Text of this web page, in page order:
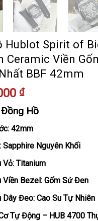
Hublot Spirit of
Ceramic Viền
BBF 42mm
₫
Hồ
42mm
Sapphire Nguyên Khối
Vỏ: Titanium
Viền Bezel: Gốm Sứ Đen
Dây Đeo: Cao Su Tự Nhiên
Tự Động – HUB 4700